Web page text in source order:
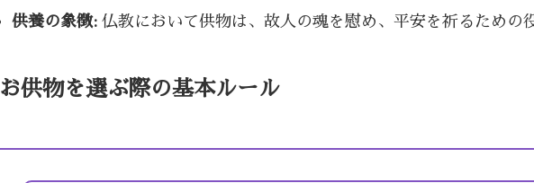
供養の象徴:仏教において供物は、故人の魂を慰め、平安を祈るための
お供物を選ぶ際の基本ルール